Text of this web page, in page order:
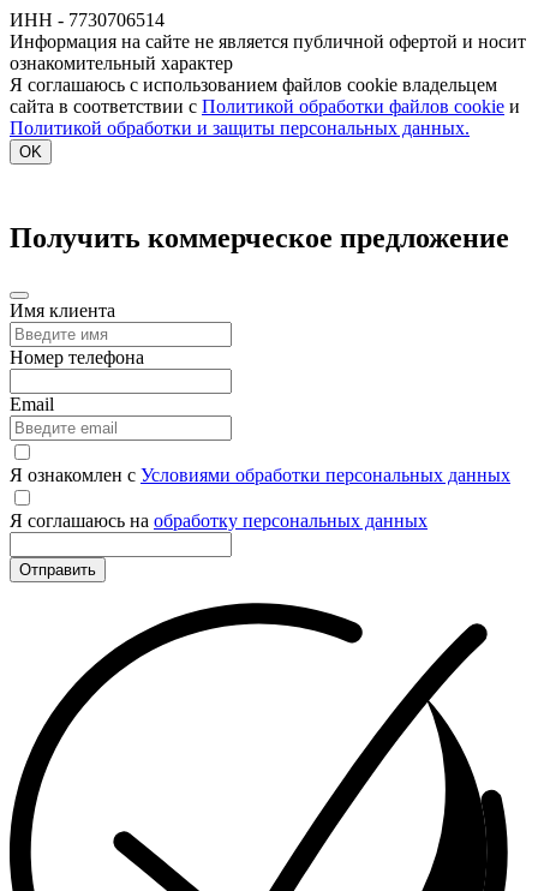
ИНН - 7730706514
Информация на сайте не является публичной офертой и носит
ознакомительный характер
Я соглашаюсь с использованием файлов cookie владельцем
сайта в соответствии с Политикой обработки файлов cookie и
Политикой обработки и защиты персональных данных.
OK
Получить коммерческое предложение
Имя клиента
Номер телефона
Email
Я ознакомлен с Условиями обработки персональных данных
Я соглашаюсь на обработку персональных данных
Отправить